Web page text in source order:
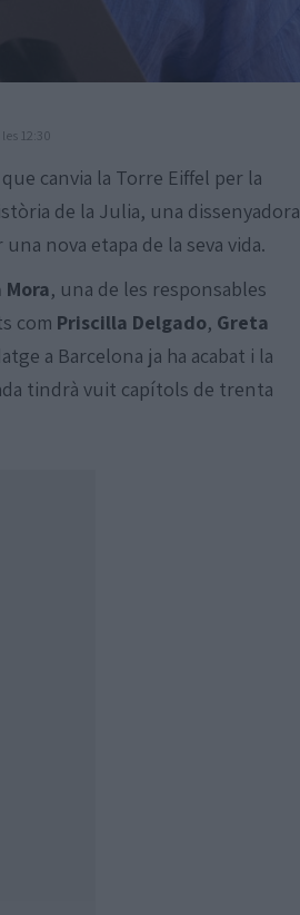
12:30
canvia la Torre Eiffel per la
de la Julia, una dissenyadora
nova etapa de la seva vida.
, una de les responsables
com Priscilla Delgado, Greta
a Barcelona ja ha acabat i la
tindrà vuit capítols de trenta